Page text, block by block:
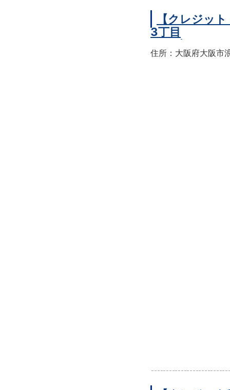
【クレジッ
3丁目
住所：大阪府大阪市